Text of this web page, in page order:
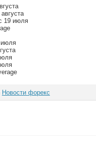
19 июля
июля
Новости форекс